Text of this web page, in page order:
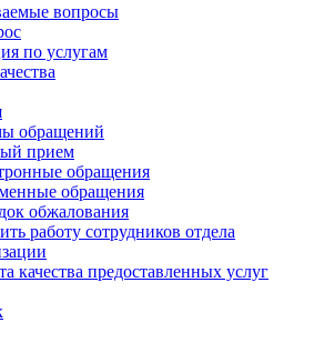
вопросы
по услугам
обращений
прием
обращения
обращения
обжалования
работу сотрудников отдела
качества предоставленных услуг